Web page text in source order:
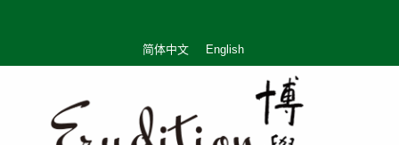
content
简体中文 English